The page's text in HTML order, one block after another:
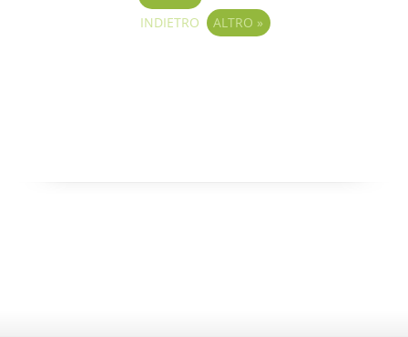
INDIETRO
ALTRO »